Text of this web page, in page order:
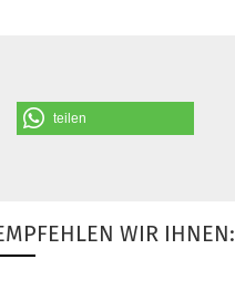
teilen
WIR IHNEN: